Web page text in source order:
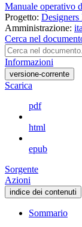
Manuale operativo
Progetto: Designers
Amministrazione:
Cerca nel
Informazioni
versione-corrente
Scarica
pdf
html
epub
Sorgente
Azioni
indice dei contenuti
Sommario